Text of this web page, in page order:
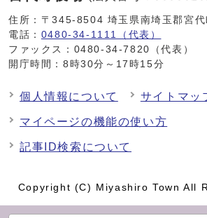
住所：〒345-8504 埼玉県南埼玉郡宮
電話： 0480-34-1111（代表）
ファックス：0480-34-7820（代表）
開庁時間：8時30分～17時15分
個人情報について サイトマッ
マイページの機能の使い方
記事ID検索について
Copyright (C) Miyashiro Town All